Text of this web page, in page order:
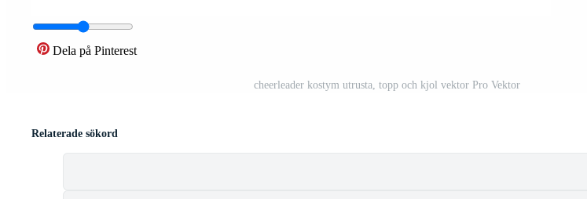
Dela på Pinterest
cheerleader kostym utrusta, topp och kjol vektor Pro Vektor
Relaterade sökord